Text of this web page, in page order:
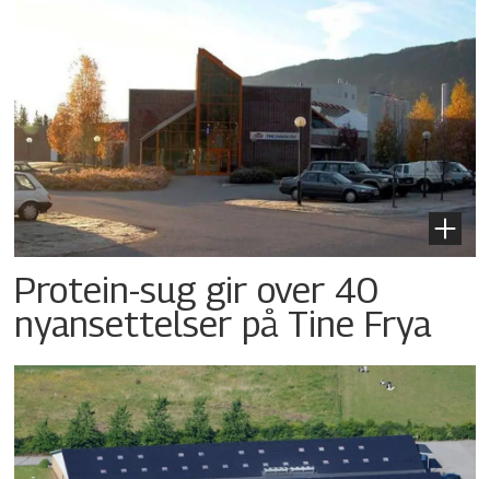
Protein-sug gir over 40
nyansettelser på Tine Frya